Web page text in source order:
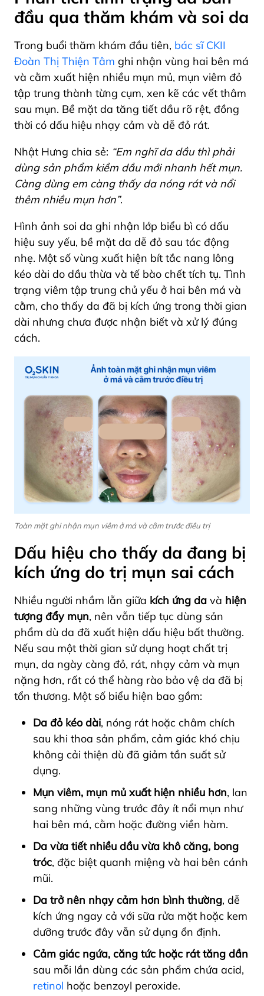
đầu qua thăm khám và soi da
Trong buổi thăm khám đầu tiên, bác sĩ CKII
Đoàn Thị Thiện Tâm ghi nhận vùng hai bên má
và cằm xuất hiện nhiều mụn mủ, mụn viêm đỏ
tập trung thành từng cụm, xen kẽ các vết thâm
sau mụn. Bề mặt da tăng tiết dầu rõ rệt, đồng
thời có dấu hiệu nhạy cảm và dễ đỏ rát.
Nhật Hưng chia sẻ: “Em nghĩ da dầu thì phải
dùng sản phẩm kiềm dầu mới nhanh hết mụn.
Càng dùng em càng thấy da nóng rát và nổi
thêm nhiều mụn hơn”.
Hình ảnh soi da ghi nhận lớp biểu bì có dấu
hiệu suy yếu, bề mặt da dễ đỏ sau tác động
nhẹ. Một số vùng xuất hiện bít tắc nang lông
kéo dài do dầu thừa và tế bào chết tích tụ. Tình
trạng viêm tập trung chủ yếu ở hai bên má và
cằm, cho thấy da đã bị kích ứng trong thời gian
dài nhưng chưa được nhận biết và xử lý đúng
cách.
Toàn mặt ghi nhận mụn viêm ở má và cằm trước điều trị
Dấu hiệu cho thấy da đang bị
kích ứng do trị mụn sai cách
Nhiều người nhầm lẫn giữa kích ứng da và hiện
tượng đẩy mụn, nên vẫn tiếp tục dùng sản
phẩm dù da đã xuất hiện dấu hiệu bất thường.
Nếu sau một thời gian sử dụng hoạt chất trị
mụn, da ngày càng đỏ, rát, nhạy cảm và mụn
nặng hơn, rất có thể hàng rào bảo vệ da đã bị
tổn thương. Một số biểu hiện bao gồm:
Da đỏ kéo dài, nóng rát hoặc châm chích
sau khi thoa sản phẩm, cảm giác khó chịu
không cải thiện dù đã giảm tần suất sử
dụng.
Mụn viêm, mụn mủ xuất hiện nhiều hơn, lan
sang những vùng trước đây ít nổi mụn như
hai bên má, cằm hoặc đường viền hàm.
Da vừa tiết nhiều dầu vừa khô căng, bong
tróc, đặc biệt quanh miệng và hai bên cánh
mũi.
Da trở nên nhạy cảm hơn bình thường, dễ
kích ứng ngay cả với sữa rửa mặt hoặc kem
dưỡng trước đây vẫn sử dụng ổn định.
Cảm giác ngứa, căng tức hoặc rát tăng dần
sau mỗi lần dùng các sản phẩm chứa acid,
retinol hoặc benzoyl peroxide.